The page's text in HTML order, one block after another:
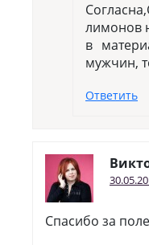
лимонов
в
мужчин,
Ответить
Спасибо за